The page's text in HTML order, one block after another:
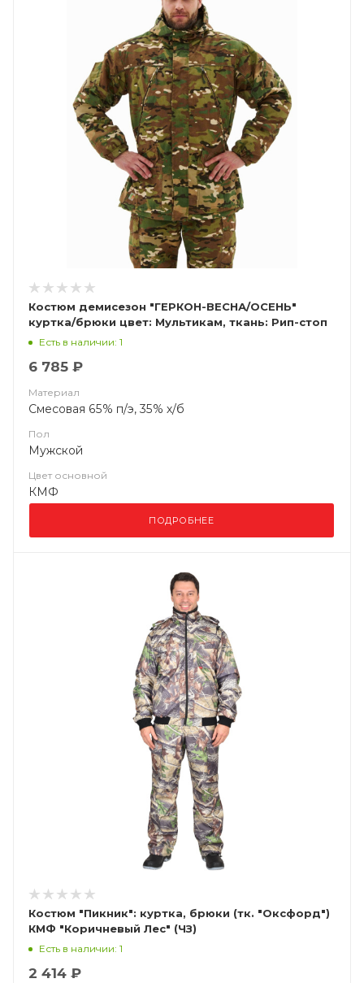
Костюм демисезон "ГЕРКОН-ВЕСНА/ОСЕНЬ"
куртка/брюки цвет: Мультикам, ткань: Рип-стоп
Есть в наличии: 1
6 785 ₽
Материал
Смесовая 65% п/э, 35% х/б
Пол
Мужской
Цвет основной
КМФ
ПОДРОБНЕЕ
Костюм "Пикник": куртка, брюки (тк. "Оксфорд")
КМФ "Коричневый Лес" (ЧЗ)
Есть в наличии: 1
2 414 ₽